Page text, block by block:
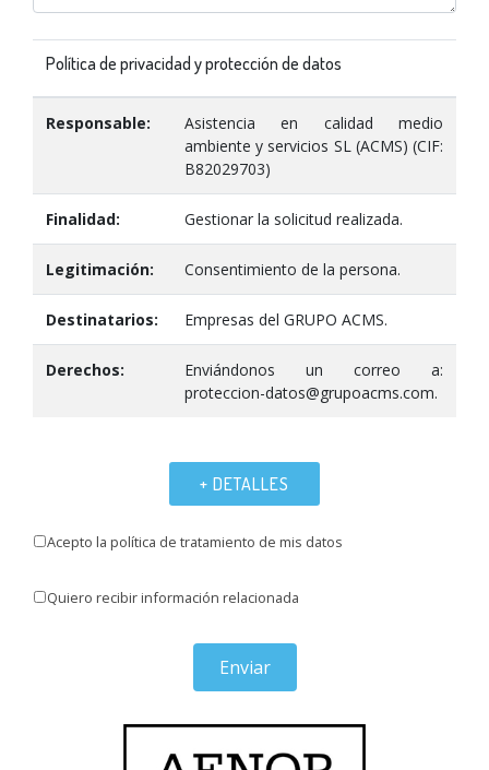
Política de privacidad y protección de datos
Responsable:
Asistencia en calidad medio
ambiente y servicios SL (ACMS) (CIF:
B82029703)
Finalidad: Gestionar la solicitud realizada.
Legitimación: Consentimiento de la persona.
Destinatarios: Empresas del GRUPO ACMS.
Derechos:
Enviándonos un correo a:
proteccion-datos@grupoacms.com.
+ DETALLES
Acepto la política de tratamiento de mis datos
Quiero recibir información relacionada
Enviar